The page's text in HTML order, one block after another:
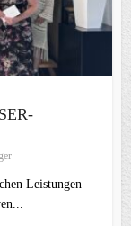
Leistungen